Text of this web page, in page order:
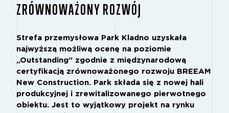
ZRÓWNOWAŻONY ROZWÓJ
Strefa przemysłowa Park Kladno uzyskała
najwyższą możliwą ocenę na poziomie
„Outstanding” zgodnie z międzynarodową
certyfikacją zrównoważonego rozwoju BREEAM
New Construction. Park składa się z nowej hali
produkcyjnej i zrewitalizowanego pierwotnego
obiektu. Jest to wyjątkowy projekt na rynku